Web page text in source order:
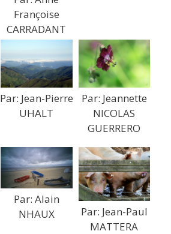
Françoise
CARRADANT
Par: Jean-Pierre
UHALT
Par: Jeannette
NICOLAS
GUERRERO
Par: Alain
NHAUX
Par: Jean-Paul
MATTERA